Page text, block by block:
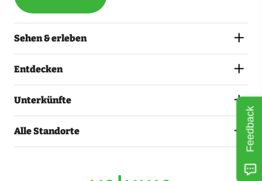
Sehen & erleben
Entdecken
Unterkünfte
Alle Standorte Feedback